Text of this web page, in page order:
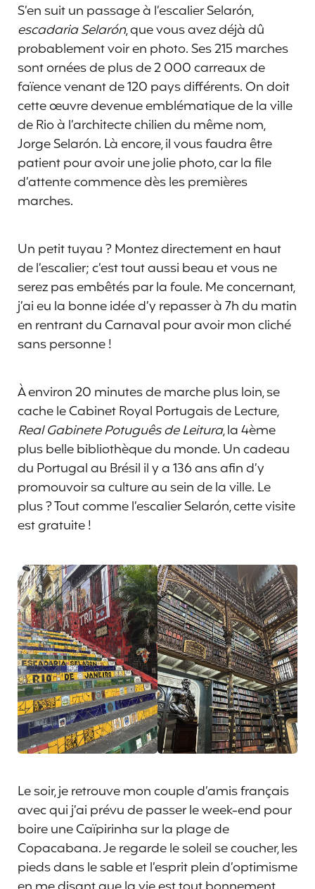
S’en suit un passage à l’escalier Selarón,
escadaria Selarón, que vous avez déjà dû
probablement voir en photo. Ses 215 marches
sont ornées de plus de 2 000 carreaux de
faïence venant de 120 pays différents. On doit
cette œuvre devenue emblématique de la ville
de Rio à l’architecte chilien du même nom,
Jorge Selarón. Là encore, il vous faudra être
patient pour avoir une jolie photo, car la file
d’attente commence dès les premières
marches.
Un petit tuyau ? Montez directement en haut
de l’escalier; c’est tout aussi beau et vous ne
serez pas embêtés par la foule. Me concernant,
j’ai eu la bonne idée d’y repasser à 7h du matin
en rentrant du Carnaval pour avoir mon cliché
sans personne !
À environ 20 minutes de marche plus loin, se
cache le Cabinet Royal Portugais de Lecture,
Real Gabinete Potuguês de Leitura, la 4ème
plus belle bibliothèque du monde. Un cadeau
du Portugal au Brésil il y a 136 ans afin d’y
promouvoir sa culture au sein de la ville. Le
plus ? Tout comme l’escalier Selarón, cette visite
est gratuite !
Le soir, je retrouve mon couple d’amis français
avec qui j’ai prévu de passer le week-end pour
boire une Caïpirinha sur la plage de
Copacabana. Je regarde le soleil se coucher, les
pieds dans le sable et l’esprit plein d’optimisme